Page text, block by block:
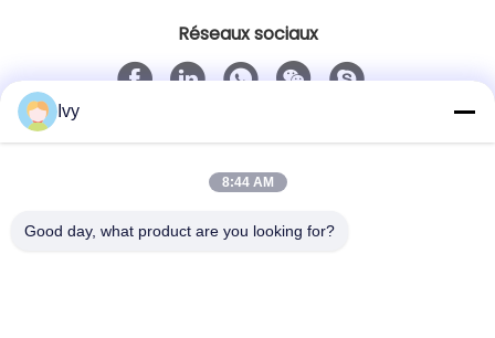
Réseaux sociaux
E-mail
Ivy
8:44 AM
Good day, what product are you looking for?